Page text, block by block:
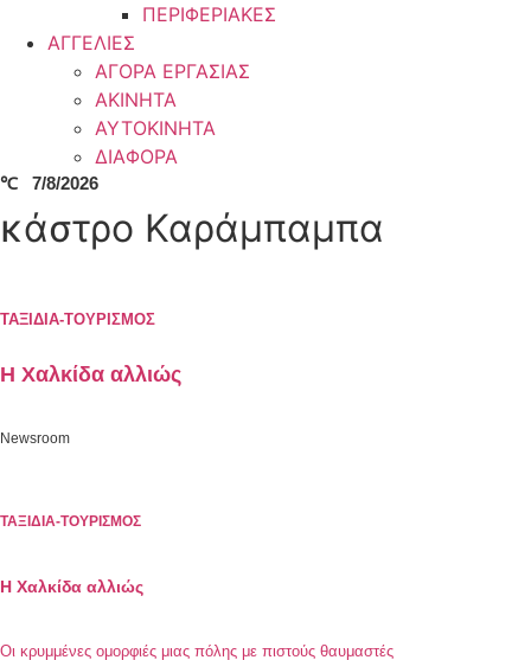
ΠΕΡΙΦΕΡΙΑΚΕΣ
ΑΓΓΕΛΙΕΣ
ΑΓΟΡΑ ΕΡΓΑΣΙΑΣ
ΑΚΙΝΗΤΑ
ΑΥΤΟΚΙΝΗΤΑ
ΔΙΑΦΟΡΑ
℃ 7/8/2026
κάστρο Καράμπαμπα
ΤΑΞΙΔΙΑ-ΤΟΥΡΙΣΜΟΣ
Η Χαλκίδα αλλιώς
Newsroom
ΤΑΞΙΔΙΑ-ΤΟΥΡΙΣΜΟΣ
Η Χαλκίδα αλλιώς
Oι κρυμμένες ομορφιές μιας πόλης με πιστούς θαυμαστές